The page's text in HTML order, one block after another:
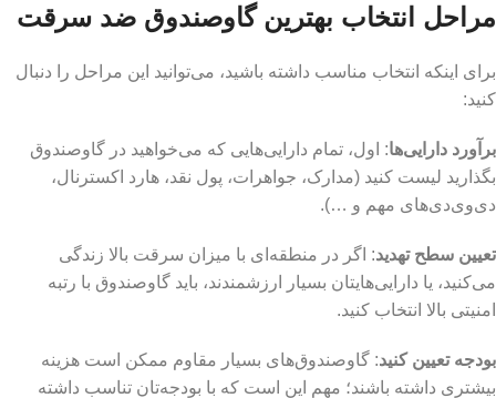
مراحل انتخاب بهترین گاوصندوق ضد سرقت
برای اینکه انتخاب مناسب داشته باشید، می‌توانید این مراحل را دنبال
کنید:
برآورد دارایی‌ها: اول، تمام دارایی‌هایی که می‌خواهید در گاوصندوق
بگذارید لیست کنید (مدارک، جواهرات، پول نقد، هارد اکسترنال،
دی‌وی‌دی‌های مهم و …).
تعیین سطح تهدید: اگر در منطقه‌ای با میزان سرقت بالا زندگی
می‌کنید، یا دارایی‌هایتان بسیار ارزشمندند، باید گاوصندوق با رتبه
امنیتی بالا انتخاب کنید.
بودجه تعیین کنید: گاوصندوق‌های بسیار مقاوم ممکن است هزینه
بیشتری داشته باشند؛ مهم این است که با بودجه‌تان تناسب داشته